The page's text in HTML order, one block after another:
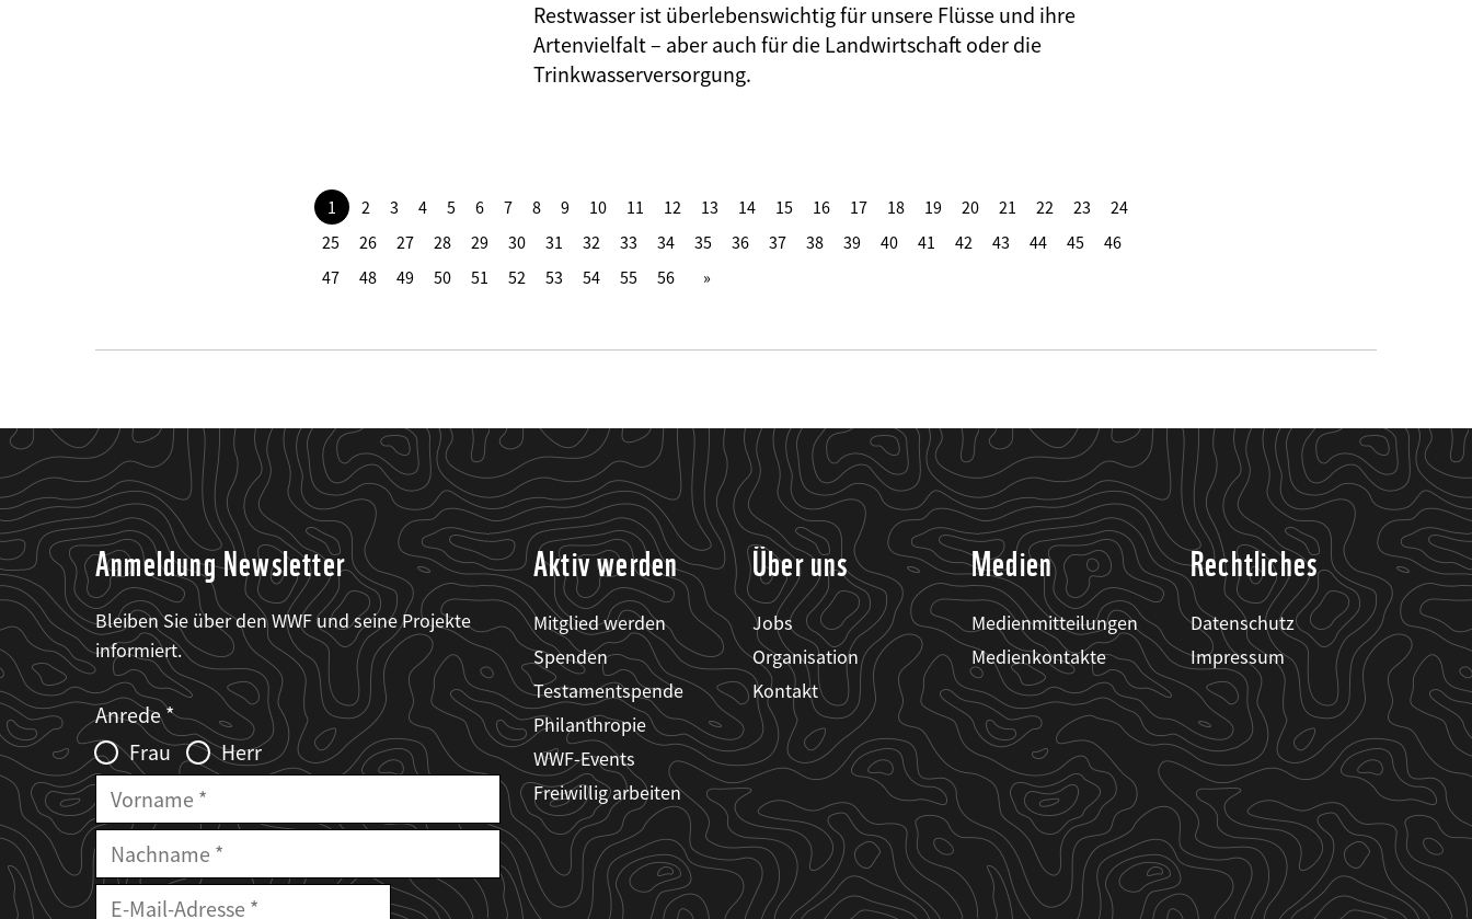
Restwasser ist überlebenswichtig für unsere Flüsse und ihre
Artenvielfalt – aber auch für die Landwirtschaft oder die
Trinkwasserversorgung.
1 2 3 4 5 6 7 8 9 10 11 12 13 14 15 16 17 18 19 20 21 22 23
24
25
26 27 28 29 30 31 32 33 34 35 36 37 38 39 40 41 42 43 44 45
46
47
48 49 50 51 52 53 54 55 56
Anmeldung Newsletter
Bleiben Sie über den WWF und seine Projekte
informiert.
Web2Case
Infofelder
Fieldset
anrede_name
Anrede
Frau
Herr
Vorname
Nachname
E-
Mailadresse
Aktiv werden
Mitglied werden
Spenden
Testamentspende
Philanthropie
WWF-Events
Freiwillig arbeiten
Über uns
Jobs
Organisation
Kontakt
Medien
Medienmitteilungen
Medienkontakte
Rechtliches
Datenschutz
Impressum